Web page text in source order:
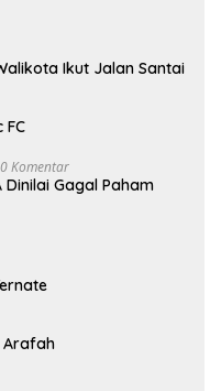
Ikut Jalan Santai
FC
0 Komentar
Dinilai Gagal Paham
Arafah